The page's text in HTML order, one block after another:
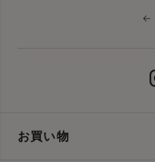
←
お買い物